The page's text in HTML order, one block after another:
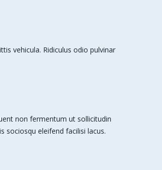
vehicula. Ridiculus odio pulvinar
non fermentum ut sollicitudin
sociosqu eleifend facilisi lacus.